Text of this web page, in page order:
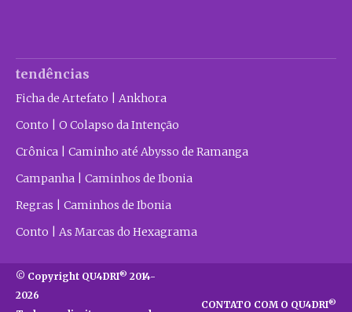
tendências
Ficha de Artefato | Ankhora
Conto | O Colapso da Intenção
Crônica | Caminho até Abysso de Ramanga
Campanha | Caminhos de Ibonia
Regras | Caminhos de Ibonia
Conto | As Marcas do Hexagrama
© Copyright QU4DRI® 2014-
2026
CONTATO COM O QU4DRI®